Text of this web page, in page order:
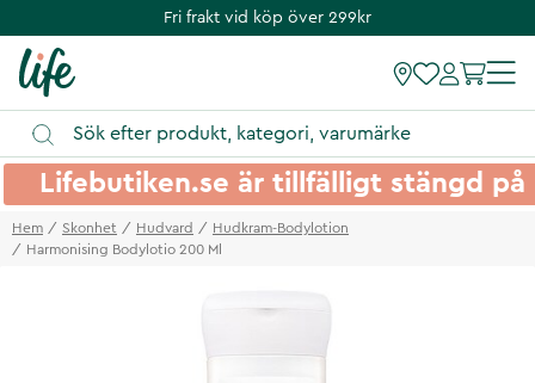
Fri frakt vid köp över 299kr
Lifebutiken.se är tillfälligt stängd
Hem Skonhet Hudvard
Hudkram-Bodylotion
Harmonising Bodylotio 200 Ml